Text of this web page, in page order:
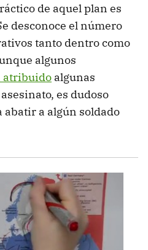
de aquel plan es
desconoce el número
tanto dentro como
algunos
atribuido algunas
es dudoso
a algún soldado